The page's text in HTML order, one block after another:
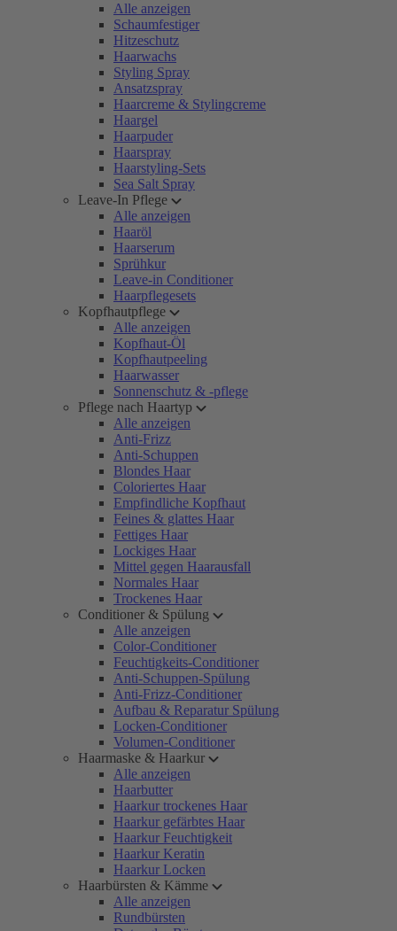
Alle anzeigen
Schaumfestiger
Hitzeschutz
Haarwachs
Styling Spray
Ansatzspray
Haarcreme & Stylingcreme
Haargel
Haarpuder
Haarspray
Haarstyling-Sets
Sea Salt Spray
Leave-In Pflege
Alle anzeigen
Haaröl
Haarserum
Sprühkur
Leave-in Conditioner
Haarpflegesets
Kopfhautpflege
Alle anzeigen
Kopfhaut-Öl
Kopfhautpeeling
Haarwasser
Sonnenschutz & -pflege
Pflege nach Haartyp
Alle anzeigen
Anti-Frizz
Anti-Schuppen
Blondes Haar
Coloriertes Haar
Empfindliche Kopfhaut
Feines & glattes Haar
Fettiges Haar
Lockiges Haar
Mittel gegen Haarausfall
Normales Haar
Trockenes Haar
Conditioner & Spülung
Alle anzeigen
Color-Conditioner
Feuchtigkeits-Conditioner
Anti-Schuppen-Spülung
Anti-Frizz-Conditioner
Aufbau & Reparatur Spülung
Locken-Conditioner
Volumen-Conditioner
Haarmaske & Haarkur
Alle anzeigen
Haarbutter
Haarkur trockenes Haar
Haarkur gefärbtes Haar
Haarkur Feuchtigkeit
Haarkur Keratin
Haarkur Locken
Haarbürsten & Kämme
Alle anzeigen
Rundbürsten